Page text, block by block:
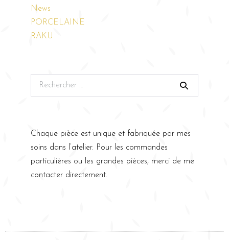
News
PORCELAINE
RAKU
Chaque pièce est unique et fabriquée par mes
soins dans l’atelier. Pour les commandes
particulières ou les grandes pièces, merci de me
contacter directement.